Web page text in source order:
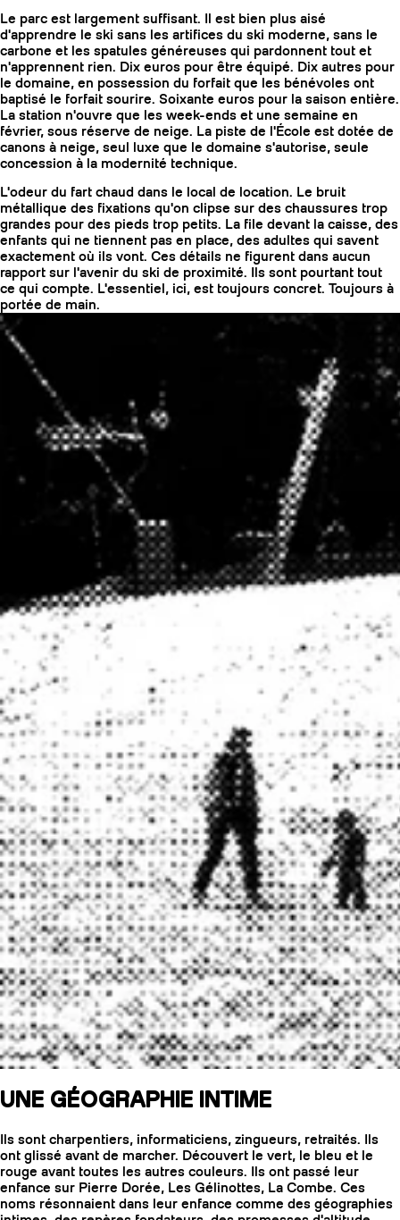
Le parc est largement suffisant. Il est bien plus aisé
d'apprendre le ski sans les artifices du ski moderne, sans le
carbone et les spatules généreuses qui pardonnent tout et
n'apprennent rien. Dix euros pour être équipé. Dix autres pour
le domaine, en possession du forfait que les bénévoles ont
baptisé le forfait sourire. Soixante euros pour la saison entière.
La station n'ouvre que les week-ends et une semaine en
février, sous réserve de neige. La piste de l'École est dotée de
canons à neige, seul luxe que le domaine s'autorise, seule
concession à la modernité technique.
L'odeur du fart chaud dans le local de location. Le bruit
métallique des fixations qu'on clipse sur des chaussures trop
grandes pour des pieds trop petits. La file devant la caisse, des
enfants qui ne tiennent pas en place, des adultes qui savent
exactement où ils vont. Ces détails ne figurent dans aucun
rapport sur l'avenir du ski de proximité. Ils sont pourtant tout
ce qui compte. L'essentiel, ici, est toujours concret. Toujours à
portée de main.
UNE GÉOGRAPHIE INTIME
Ils sont charpentiers, informaticiens, zingueurs, retraités. Ils
ont glissé avant de marcher. Découvert le vert, le bleu et le
rouge avant toutes les autres couleurs. Ils ont passé leur
enfance sur Pierre Dorée, Les Gélinottes, La Combe. Ces
noms résonnaient dans leur enfance comme des géographies